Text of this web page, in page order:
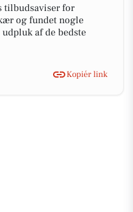
tilbudsaviser for
og fundet nogle
af de bedste
Kopiér link